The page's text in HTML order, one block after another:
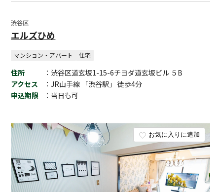
お気に入りに追加
渋谷区
エルズひめ
マンション・アパート 住宅
住所
：渋谷区道玄坂1-15-6チヨダ道玄坂ビル ５B
アクセス
：JR山手線 「渋谷駅」 徒歩4分
申込期限
：当日も可